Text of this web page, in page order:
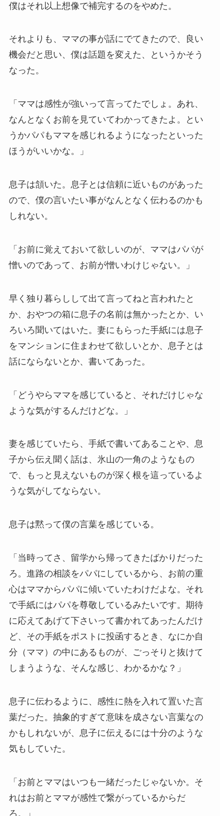
僕はそれ以上想像で補完するのをやめた。
それよりも、ママの事が話にでてきたので、良い
機会だと思い、僕は話題を変えた、というかそう
なった。
「ママは感性が強いって言ってたでしょ。あれ、
なんとなくお前を見ていてわかってきたよ。とい
うかパパもママを感じれるようになったといった
ほうがいいかな。」
息子は頷いた。息子とは信頼に近いものがあった
ので、僕の言いたい事がなんとなく伝わるのかも
しれない。
「お前に覚えておいて欲しいのが、ママはパパが
憎いのであって、お前が憎いわけじゃない。」
早く独り暮らしして出て言ってねと言われたと
か、おやつの箱に息子の名前は無かったとか、い
ろいろ聞いてはいた。妻にもらった手紙には息子
をマンションに住まわせて欲しいとか、息子とは
話にならないとか、書いてあった。
「どうやらママを感じていると、それだけじゃな
ような気がするんだけどな。」
妻を感じていたら、手紙で書いてあることや、息
子から伝え聞く話は、氷山の一角のようなもの
で、もっと見えないものが深く根を這っているよ
うな気がしてならない。
息子は黙って僕の言葉を感じている。
「当時ってさ、留学から帰ってきたばかりだった
ろ。進路の相談をパパにしているから、お前の重
心はママからパパに傾いていたわけだよな。それ
で手紙にはパパを尊敬しているみたいです。期待
に応えてあげて下さいって書かれてあったんだけ
ど、その手紙をポストに投函するとき、なにか自
分（ママ）の中にあるものが、ごっそりと抜けて
しまうような、そんな感じ、わかるかな？」
息子に伝わるように、感性に熱を入れて置いた言
葉だった。抽象的すぎて意味を成さない言葉なの
かもしれないが、息子に伝えるには十分のような
気もしていた。
「お前とママはいつも一緒だったじゃないか。そ
れはお前とママが感性で繋がっているからだ
ろ。」